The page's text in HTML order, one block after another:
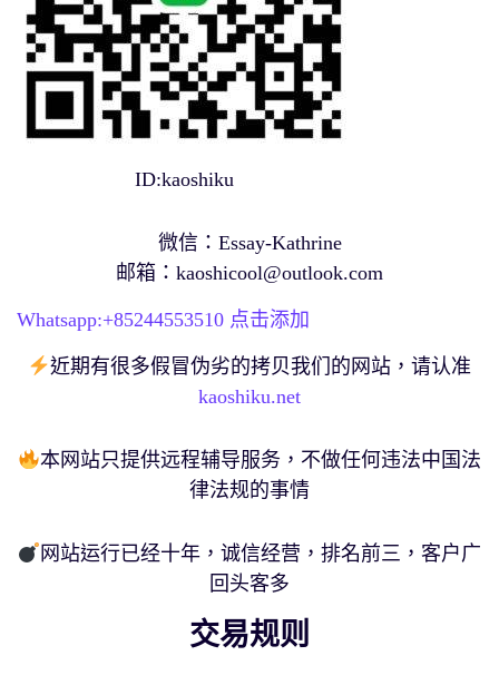
ID:kaoshiku
微信：Essay-Kathrine
邮箱： kaoshicool@outlook.com
Whatsapp:+85244553510 点击添加
近期有很多假冒伪劣的拷贝我们的网站，请认准
kaoshiku.net
本网站只提供远程辅导服务，不做任何违法中国法
律法规的事情
网站运行已经十年，诚信经营，排名前三，客户广
回头客多
交易规则